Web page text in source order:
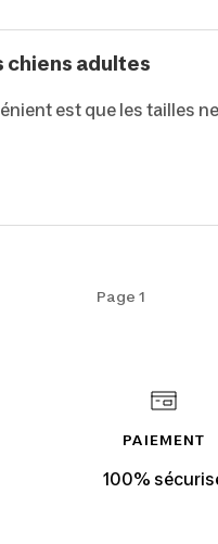
chiens adultes
est que les tailles
Page 1
PAIEMENT
100%